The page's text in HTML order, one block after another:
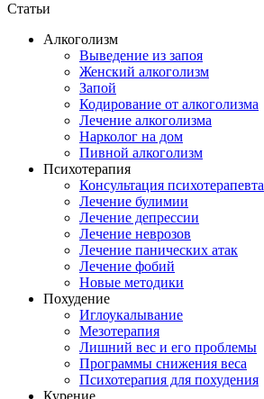
Статьи
Алкоголизм
Выведение из запоя
Женский алкоголизм
Запой
Кодирование от алкоголизма
Лечение алкоголизма
Нарколог на дом
Пивной алкоголизм
Психотерапия
Консультация психотерапевта
Лечение булимии
Лечение депрессии
Лечение неврозов
Лечение панических атак
Лечение фобий
Новые методики
Похудение
Иглоукалывание
Мезотерапия
Лишний вес и его проблемы
Программы снижения веса
Психотерапия для похудения
Курение